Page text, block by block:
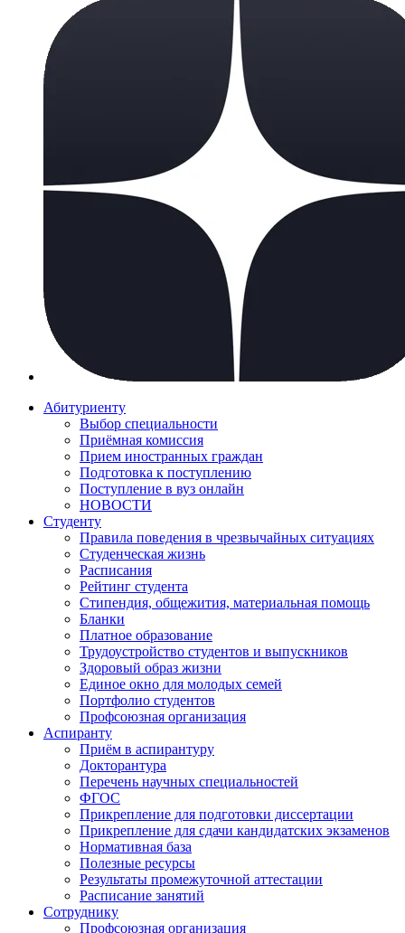
Абитуриенту
Выбор специальности
Приёмная комиссия
Прием иностранных граждан
Подготовка к поступлению
Поступление в вуз онлайн
НОВОСТИ
Студенту
Правила поведения в чрезвычайных ситуациях
Студенческая жизнь
Расписания
Рейтинг студента
Стипендия, общежития, материальная помощь
Бланки
Платное образование
Трудоустройство студентов и выпускников
Здоровый образ жизни
Единое окно для молодых семей
Портфолио студентов
Профсоюзная организация
Аспиранту
Приём в аспирантуру
Докторантура
Перечень научных специальностей
ФГОС
Прикрепление для подготовки диссертации
Прикрепление для сдачи кандидатских экзаменов
Нормативная база
Полезные ресурсы
Результаты промежуточной аттестации
Расписание занятий
Сотруднику
Профсоюзная организация